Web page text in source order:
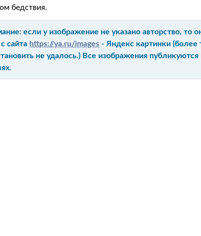
бедствия.
если у изображение не указано авторство, то
сайта https://ya.ru/images - Яндекс картинки (более
не удалось.) Все изображения